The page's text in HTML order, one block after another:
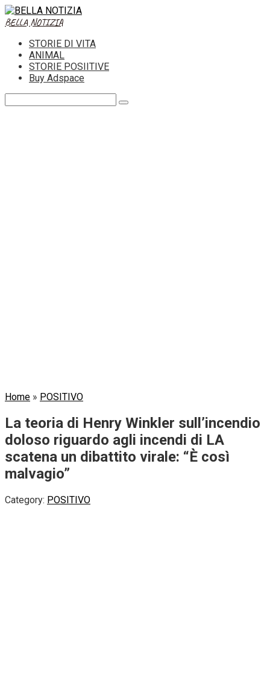
Skip
to
BELLA NOTIZIA
STORIE DI VITA
ANIMAL
STORIE POSIITIVE
Buy Adspace
Home » POSITIVO
La teoria di Henry Winkler sull’incendio
doloso riguardo agli incendi di LA
scatena un dibattito virale: “È così
malvagio”
Category: POSITIVO